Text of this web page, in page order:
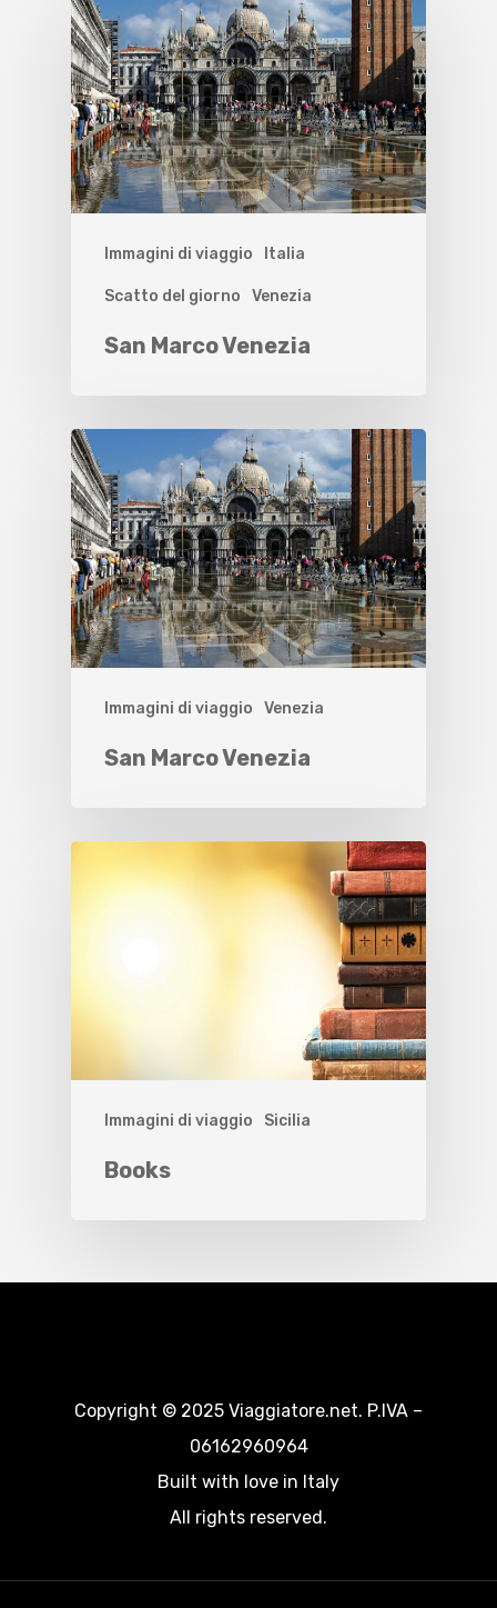
Immagini di viaggio Italia
Scatto del giorno Venezia
San Marco Venezia
Immagini di viaggio Venezia
San Marco Venezia
Immagini di viaggio Sicilia
Books
Copyright © 2025 Viaggiatore.net. P.IVA –
06162960964
Built with love in Italy
All rights reserved.